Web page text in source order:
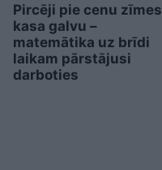
Pircēji pie cenu zīmes
kasa galvu –
matemātika uz brīdi
laikam pārstājusi
darboties